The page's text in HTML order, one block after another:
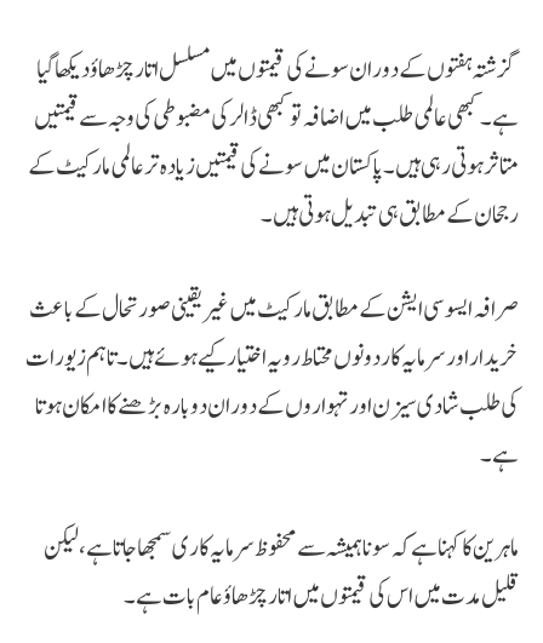
گزشتہ ہفتوں کے دوران سونے کی قیمتوں میں مسلسل اتار چڑھاؤ دیکھا گیا
ہے۔ کبھی عالمی طلب میں اضافہ تو کبھی ڈالر کی مضبوطی کی وجہ سے قیمتیں
متاثر ہوتی رہی ہیں۔ پاکستان میں سونے کی قیمتیں زیادہ تر عالمی مارکیٹ کے
رجحان کے مطابق ہی تبدیل ہوتی ہیں۔
صرافہ ایسوسی ایشن کے مطابق مارکیٹ میں غیر یقینی صورتحال کے باعث
خریدار اور سرمایہ کار دونوں محتاط رویہ اختیار کیے ہوئے ہیں۔ تاہم زیورات
کی طلب شادی سیزن اور تہواروں کے دوران دوبارہ بڑھنے کا امکان ہوتا
ہے۔
ماہرین کا کہنا ہے کہ سونا ہمیشہ سے محفوظ سرمایہ کاری سمجھا جاتا ہے، لیکن
قلیل مدت میں اس کی قیمتوں میں اتار چڑھاؤ عام بات ہے۔